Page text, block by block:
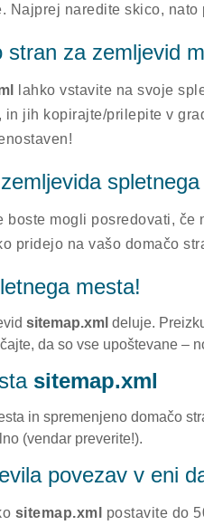
Najprej naredite skico,
stran za zemljevid
lahko vstavite na svoje
jih kopirajte/prilepite v
boste mogli posredovati,
pridejo na vašo domačo
mesta!
sitemap.xml deluje.
da so vse upoštevane –
sitemap.xml
in spremenjeno domačo
(vendar preverite!).
povezav v eni
sitemap.xml
postavite do